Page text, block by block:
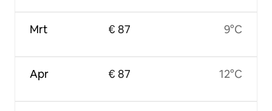
Mrt
Apr
€ 87
€ 87
9°C
12°C